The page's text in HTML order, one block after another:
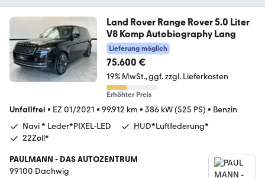
Land Rover Range Rover 5.0 Liter
V8 Komp Autobiography Lang
Lieferung möglich
75.600 €
19% MwSt. ggf. zzgl. Lieferkosten
Erhöhter Preis
Unfallfrei • EZ 01/2021 • 99.912 km • 386 kW (525 PS) • Benzin
Navi * Leder*PIXEL-LED
HUD*Luftfederung*
22Zoll*
PAULMANN - DAS AUTOZENTRUM
99100 Dachwig